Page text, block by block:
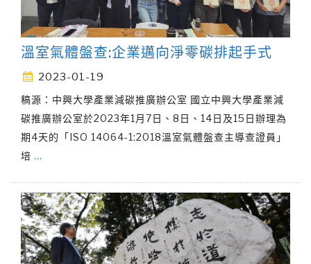
溫室氣體盤查:企業邁向淨零碳排起手式
2023-01-19
稿源：中興大學產業減碳推廣辦公室 國立中興大學產業減
碳推廣辦公室於2023年1月7日、8日、14日及15日辦理為
期4天的「ISO 14064-1:2018溫室氣體盤查主導查證員」
培 …